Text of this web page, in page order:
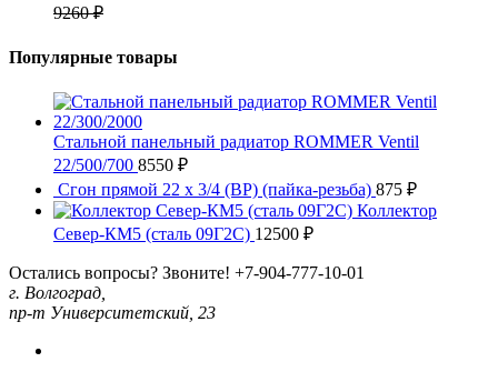
9260₽
Популярные товары
Стальной панельный радиатор ROMMER Ventil
22/500/700 8550 ₽
Сгон прямой 22 x 3/4 (ВР) (пайка-резьба) 875 ₽
Коллектор
Север-КМ5 (сталь 09Г2С) 12500 ₽
Остались вопросы? Звоните! +7-904-777-10-01
г. Волгоград,
пр-т Университетский, 23